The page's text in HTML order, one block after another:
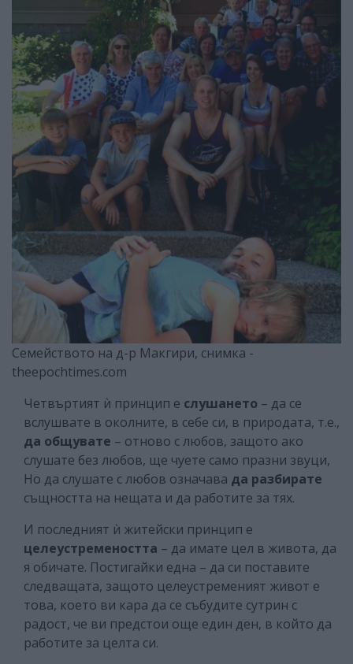
Семейството на д-р Макгири, снимка -
theepochtimes.com
Четвъртият ѝ принцип е слушането – да се
вслушвате в околните, в себе си, в природата, т.е.,
да общувате – отново с любов, защото ако
слушате без любов, ще чуете само празни звуци,
Но да слушате с любов означава да разбирате
същността на нещата и да работите за тях.
И последният ѝ житейски принцип е
целеустремеността – да имате цел в живота, да
я обичате. Постигайки една – да си поставите
следващата, защото целеустременият живот е
това, което ви кара да се събудите сутрин с
радост, че ви предстои още един ден, в който да
работите за целта си.